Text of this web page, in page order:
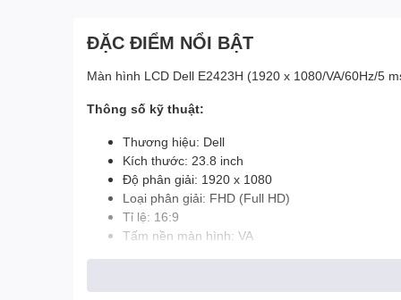
ĐẶC ĐIỂM NỔI BẬT
Màn hình LCD Dell E2423H (1920 x 1080/VA/60Hz/5
Thông số kỹ thuật:
Thương hiệu: Dell
Kích thước: 23.8 inch
Độ phân giải: 1920 x 1080
Loại phân giải: FHD (Full HD)
Tỉ lệ: 16:9
Tấm nền màn hình: VA
Độ tương phản: 3000:1 / 3000:1 (dynamic)